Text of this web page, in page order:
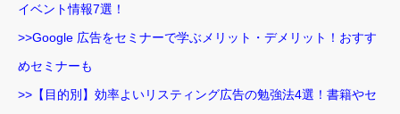
イベント情報7選！
>>Google 広告をセミナーで学ぶメリット・デメリット！おすす
めセミナーも
>>【目的別】効率よいリスティング広告の勉強法4選！書籍やセ